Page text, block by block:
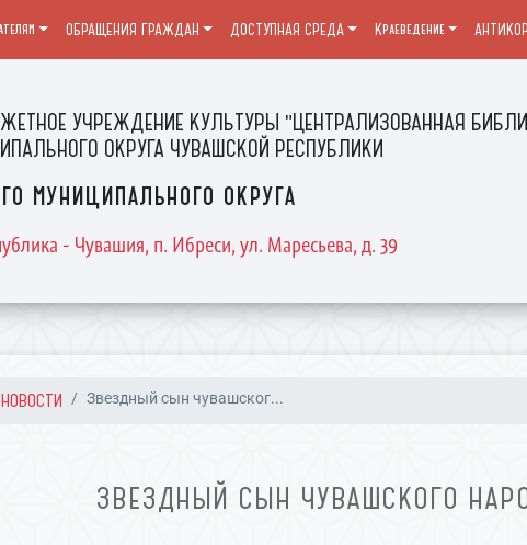
УЧРЕЖДЕНИЕ КУЛЬТУРЫ "ЦЕНТРАЛИЗОВАННАЯ
ОКРУГА ЧУВАШСКОЙ РЕСПУБЛИКИ
муниципального округа
- Чувашия, п. Ибреси, ул. Маресьева, д. 39
ОБРАЩЕНИЯ ГРАЖДАН ДОСТУПНАЯ СРЕДА Краеведение
НОВОСТИ Звездный сын чувашског...
ЗВЕЗДНЫЙ СЫН ЧУВАШСКОГО